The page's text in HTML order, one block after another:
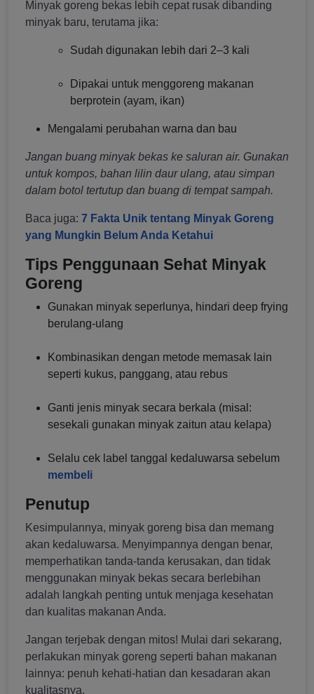
Minyak goreng bekas lebih cepat rusak dibanding
minyak baru, terutama jika:
Sudah digunakan lebih dari 2–3 kali
Dipakai untuk menggoreng makanan
berprotein (ayam, ikan)
Mengalami perubahan warna dan bau
Jangan buang minyak bekas ke saluran air. Gunakan
untuk kompos, bahan lilin daur ulang, atau simpan
dalam botol tertutup dan buang di tempat sampah.
Baca juga: 7 Fakta Unik tentang Minyak Goreng
yang Mungkin Belum Anda Ketahui
Tips Penggunaan Sehat Minyak
Goreng
Gunakan minyak seperlunya, hindari deep frying
berulang-ulang
Kombinasikan dengan metode memasak lain
seperti kukus, panggang, atau rebus
Ganti jenis minyak secara berkala (misal:
sesekali gunakan minyak zaitun atau kelapa)
Selalu cek label tanggal kedaluwarsa sebelum
membeli
Penutup
Kesimpulannya, minyak goreng bisa dan memang
akan kedaluwarsa. Menyimpannya dengan benar,
memperhatikan tanda-tanda kerusakan, dan tidak
menggunakan minyak bekas secara berlebihan
adalah langkah penting untuk menjaga kesehatan
dan kualitas makanan Anda.
Jangan terjebak dengan mitos! Mulai dari sekarang,
perlakukan minyak goreng seperti bahan makanan
lainnya: penuh kehati-hatian dan kesadaran akan
kualitasnya.